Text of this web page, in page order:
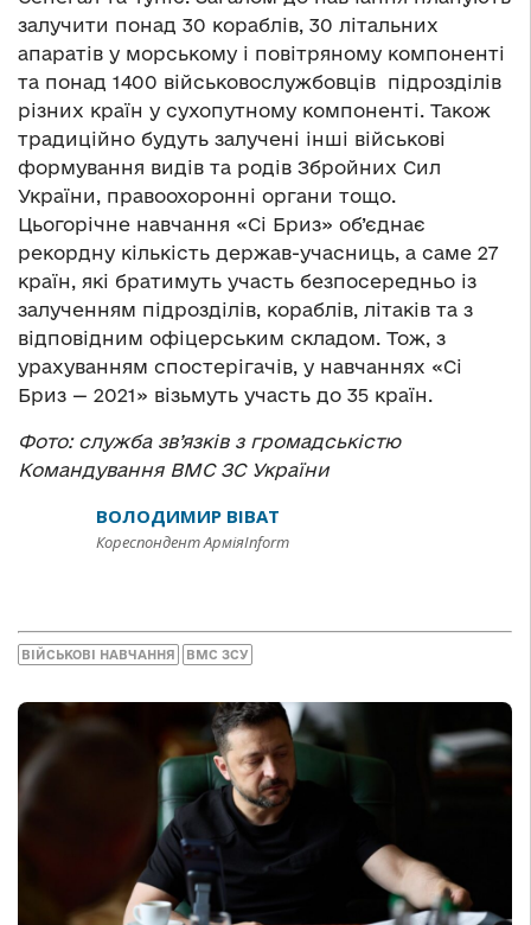
залучити понад 30 кораблів, 30 літальних
апаратів у морському і повітряному компоненті
та понад 1400 військовослужбовців підрозділів
різних країн у сухопутному компоненті. Також
традиційно будуть залучені інші військові
формування видів та родів Збройних Сил
України, правоохоронні органи тощо.
Цьогорічне навчання «Сі Бриз» об’єднає
рекордну кількість держав-учасниць, а саме 27
країн, які братимуть участь безпосередньо із
залученням підрозділів, кораблів, літаків та з
відповідним офіцерським складом. Тож, з
урахуванням спостерігачів, у навчаннях «Сі
Бриз — 2021» візьмуть участь до 35 країн.
Фото: служба зв’язків з громадськістю
Командування ВМС ЗС України
ВОЛОДИМИР ВІВАТ
Кореспондент АрміяInform
ВІЙСЬКОВІ НАВЧАННЯ ВМС ЗСУ